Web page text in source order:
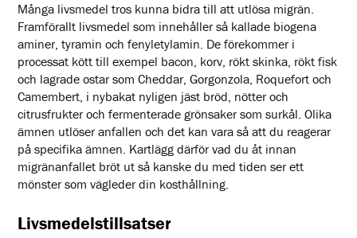
Många livsmedel tros kunna bidra till att utlösa migrän.
Framförallt livsmedel som innehåller så kallade biogena
aminer, tyramin och fenyletylamin. De förekommer i
processat kött till exempel bacon, korv, rökt skinka, rökt fisk
och lagrade ostar som Cheddar, Gorgonzola, Roquefort och
Camembert, i nybakat nyligen jäst bröd, nötter och
citrusfrukter och fermenterade grönsaker som surkål. Olika
ämnen utlöser anfallen och det kan vara så att du reagerar
på specifika ämnen. Kartlägg därför vad du åt innan
migränanfallet bröt ut så kanske du med tiden ser ett
mönster som vägleder din kosthållning.
Livsmedelstillsatser